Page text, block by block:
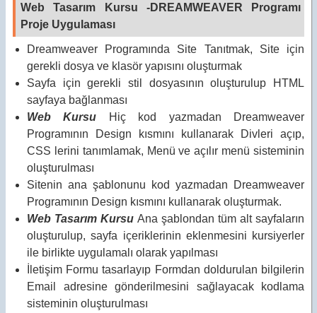
Web Tasarım Kursu -DREAMWEAVER Programı
Proje Uygulaması
Dreamweaver Programında Site Tanıtmak, Site için
gerekli dosya ve klasör yapısını oluşturmak
Sayfa için gerekli stil dosyasının oluşturulup HTML
sayfaya bağlanması
Web Kursu
Hiç kod yazmadan Dreamweaver
Programının Design kısmını kullanarak Divleri açıp,
CSS lerini tanımlamak, Menü ve açılır menü sisteminin
oluşturulması
Sitenin ana şablonunu kod yazmadan Dreamweaver
Programının Design kısmını kullanarak oluşturmak.
Web Tasarım Kursu Ana şablondan tüm alt sayfaların
oluşturulup, sayfa içeriklerinin eklenmesini kursiyerler
ile birlikte uygulamalı olarak yapılması
İletişim Formu tasarlayıp Formdan doldurulan bilgilerin
Email adresine gönderilmesini sağlayacak kodlama
sisteminin oluşturulması